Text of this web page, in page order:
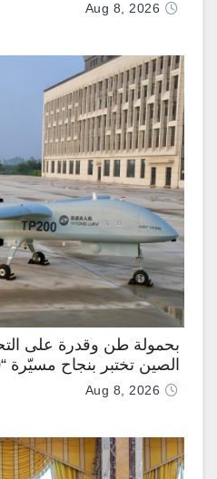
Aug 8, 2026
الصين تختبر بنجاح مسيّرة “TP200”
Aug 8, 2026